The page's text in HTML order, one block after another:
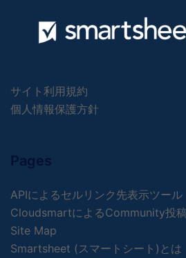
サイト利用規約
個人情報保護方針
Pages
APIによるセルリンク先表示ツール
CloudsmartによるCommunity投
Site Map
Smartsheet (スマートシート)とは